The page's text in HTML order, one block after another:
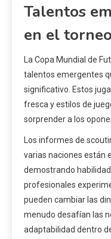
Talentos
en el torneo
La Copa Mundial de
talentos emergentes
significativo. Estos
fresca y estilos de
sorprender a los
Los informes de
varias naciones están
demostrando
profesionales
pueden cambiar las
menudo desafían las
adaptabilidad dentro